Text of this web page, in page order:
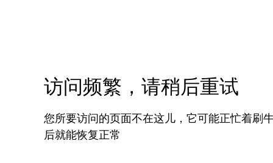
访问频繁，请稍后重试
您所要访问的页面不在这儿，它可能正忙着刷
后就能恢复正常